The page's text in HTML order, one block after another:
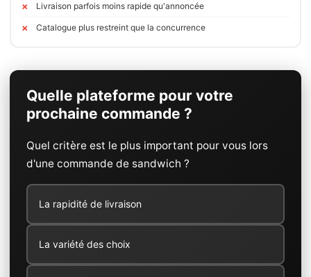
Livraison parfois moins rapide qu'annoncée
Catalogue plus restreint que la concurrence
Quelle plateforme pour votre
prochaine commande ?
Quel critère est le plus important pour vous lors
d'une commande de sandwich ?
La rapidité de livraison
La variété des choix